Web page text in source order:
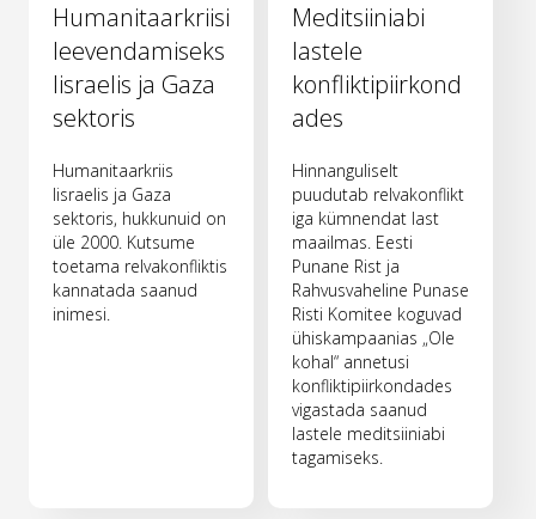
Humanitaarkriisi
leevendamiseks
Iisraelis ja Gaza
sektoris
Humanitaarkriis
Iisraelis ja Gaza
sektoris, hukkunuid on
üle 2000. Kutsume
toetama relvakonfliktis
kannatada saanud
inimesi.
Meditsiiniabi
lastele
konfliktipiirkond
ades
Hinnanguliselt
puudutab relvakonflikt
iga kümnendat last
maailmas. Eesti
Punane Rist ja
Rahvusvaheline Punase
Risti Komitee koguvad
ühiskampaanias „Ole
kohal“ annetusi
konfliktipiirkondades
vigastada saanud
lastele meditsiiniabi
tagamiseks.